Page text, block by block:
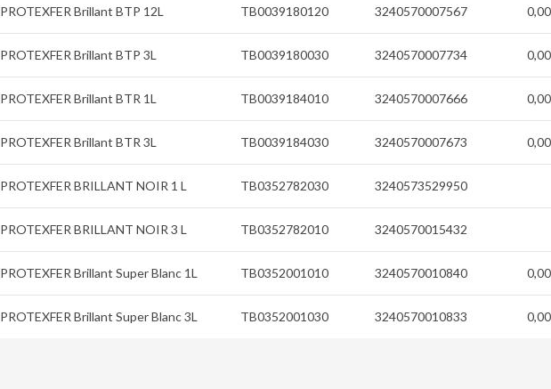
PROTEXFER Brillant BTP 12L TB0039180120 3240570007567
PROTEXFER Brillant BTP 3L TB0039180030 3240570007734
PROTEXFER Brillant BTR 1L TB0039184010 3240570007666
PROTEXFER Brillant BTR 3L TB0039184030 3240570007673
PROTEXFER BRILLANT NOIR 1 L TB0352782030 3240573529950
PROTEXFER BRILLANT NOIR 3 L TB0352782010 3240570015432
PROTEXFER Brillant Super Blanc 1L TB0352001010 3240570010840
PROTEXFER Brillant Super Blanc 3L TB0352001030 3240570010833